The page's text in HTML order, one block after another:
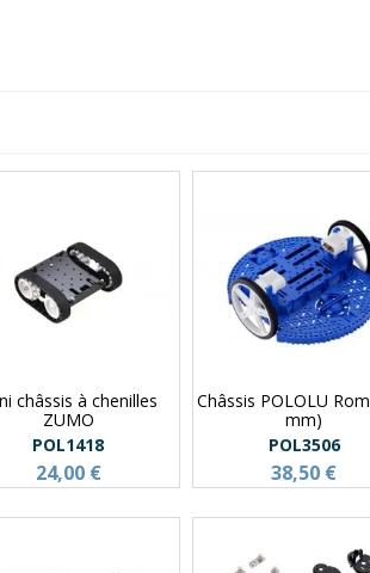
châssis à chenilles
ZUMO
POL1418
24,00 €
Châssis POLOLU
mm)
POL3506
38,50 €